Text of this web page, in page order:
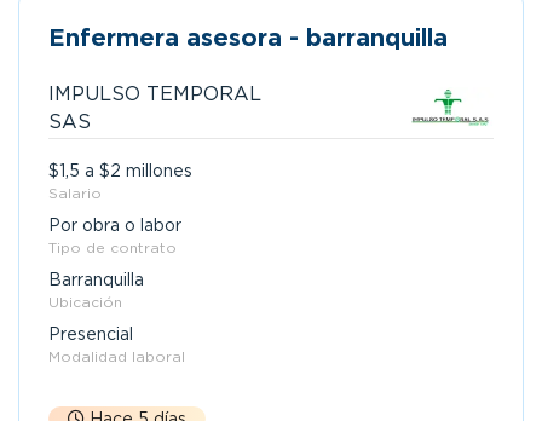
Enfermera asesora - barranquilla
IMPULSO TEMPORAL
SAS
$1,5 a $2 millones
Salario
Por obra o labor
Tipo de contrato
Barranquilla
Ubicación
Presencial
Modalidad laboral